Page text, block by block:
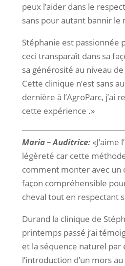
peux l’aider dans le
sans pour autant bannir le
Stéphanie est passionnée
ceci transparaît dans sa
sa générosité au niveau
Cette clinique n’est sans
dernière à l’AgroParc, j’ai
cette expérience .»
Maria – Auditrice:«J’aime
légèreté car cette
comment monter avec un
façon compréhensible
cheval tout en respectant
Durand la clinique de
printemps passé j’ai
et la séquence naturel par
l’introduction d’un mors